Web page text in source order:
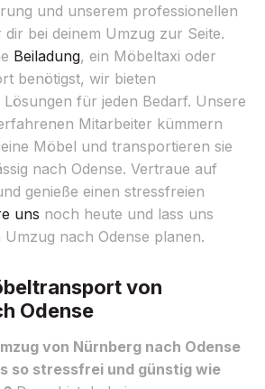
und unserem professionellen
bei deinem Umzug zur Seite.
Beiladung, ein Möbeltaxi oder
benötigst, wir bieten
Lösungen für jeden Bedarf. Unsere
Mitarbeiter kümmern
Möbel und transportieren sie
nach Odense. Vertraue auf
genieße einen stressfreien
uns noch heute und lass uns
Umzug nach Odense planen.
von
Odense
von Nürnberg nach Odense
so stressfrei und günstig wie